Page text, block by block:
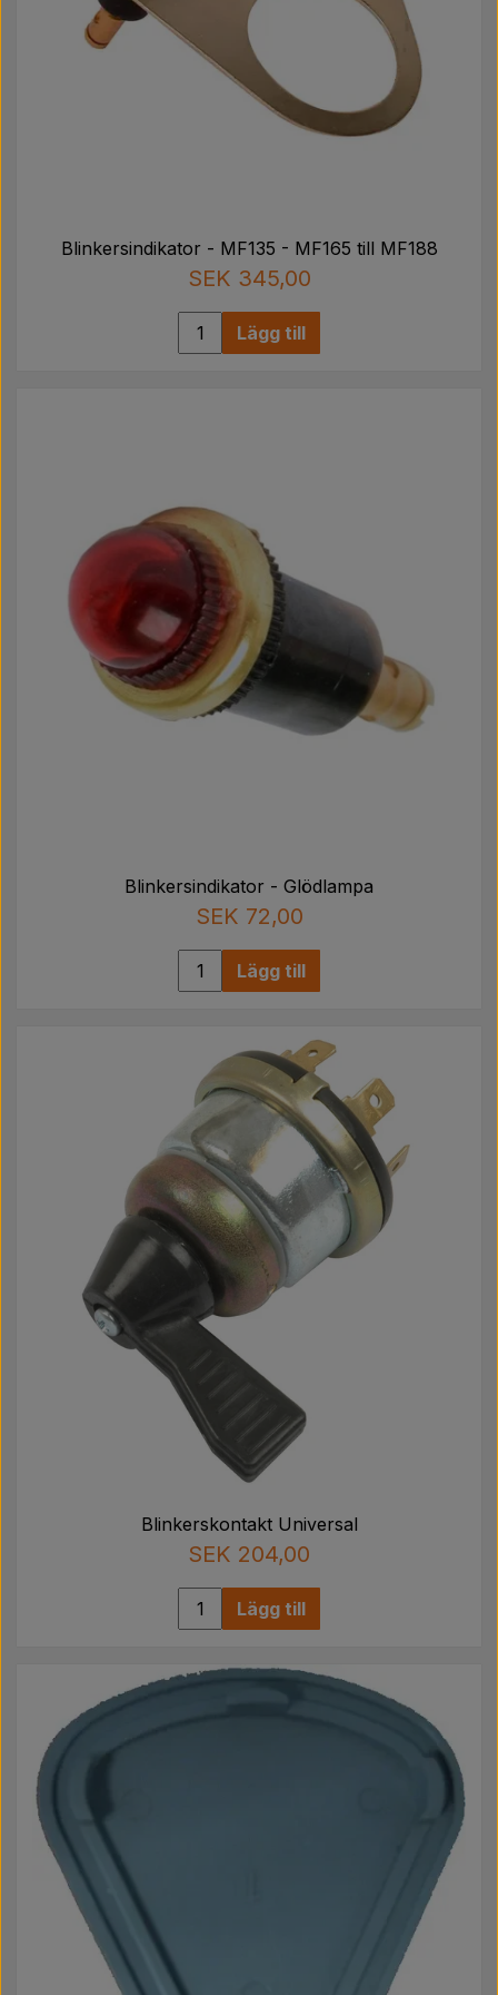
Blinkersindikator - MF135 - MF165 till MF188
SEK 345,00
Lägg till
Blinkersindikator - Glödlampa
SEK 72,00
Lägg till
Blinkerskontakt Universal
SEK 204,00
Lägg till